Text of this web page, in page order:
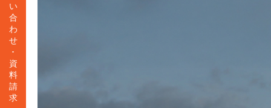
い
合
わ
せ
･
資
料
請
求